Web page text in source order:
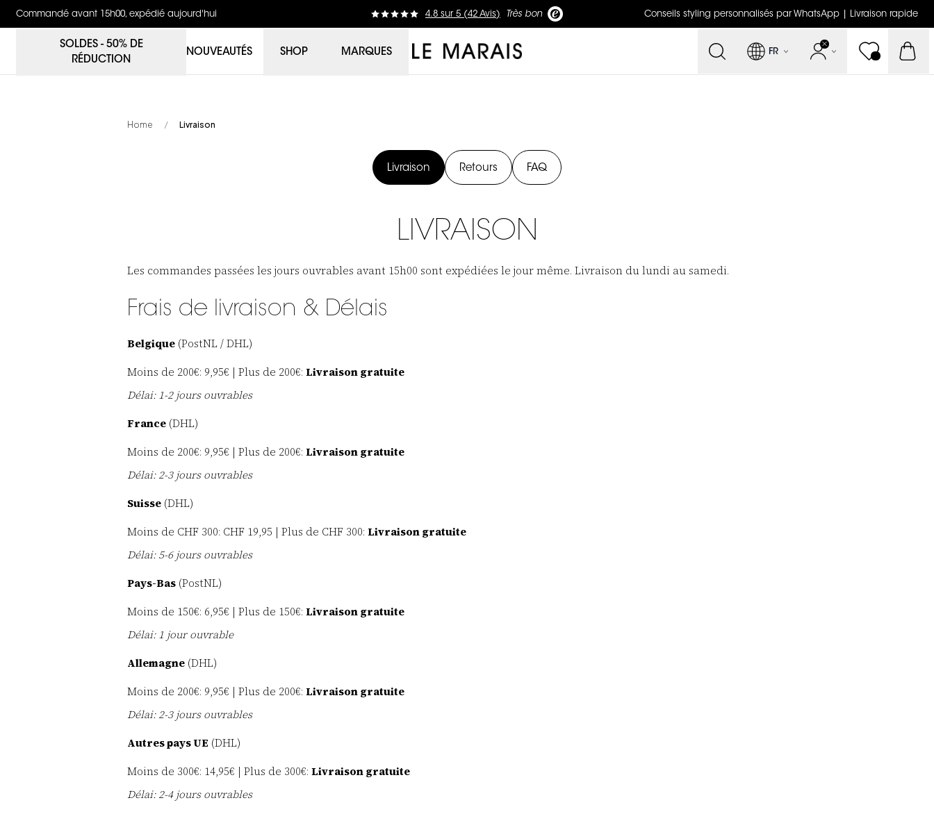
Commandé avant 15h00, expédié aujourd'hui 4.8 sur 5 (42 Avis) Très bon Conseils styling personnalisés par WhatsApp | Livraison rapide
SOLDES - 50% DE
RÉDUCTION
NOUVEAUTÉS SHOP MARQUES Le Marais FR
Home / Livraison
Livraison Retours FAQ
LIVRAISON
Les commandes passées les jours ouvrables avant 15h00 sont expédiées le jour même. Livraison du lundi au samedi.
Frais de livraison & Délais
Belgique (PostNL / DHL)
Moins de 200€: 9,95€ | Plus de 200€: Livraison gratuite
Délai: 1-2 jours ouvrables
France (DHL)
Moins de 200€: 9,95€ | Plus de 200€: Livraison gratuite
Délai: 2-3 jours ouvrables
Suisse (DHL)
Moins de CHF 300: CHF 19,95 | Plus de CHF 300: Livraison gratuite
Délai: 5-6 jours ouvrables
Pays-Bas (PostNL)
Moins de 150€: 6,95€ | Plus de 150€: Livraison gratuite
Délai: 1 jour ouvrable
Allemagne (DHL)
Moins de 200€: 9,95€ | Plus de 200€: Livraison gratuite
Délai: 2-3 jours ouvrables
Autres pays UE (DHL)
Moins de 300€: 14,95€ | Plus de 300€: Livraison gratuite
Délai: 2-4 jours ouvrables